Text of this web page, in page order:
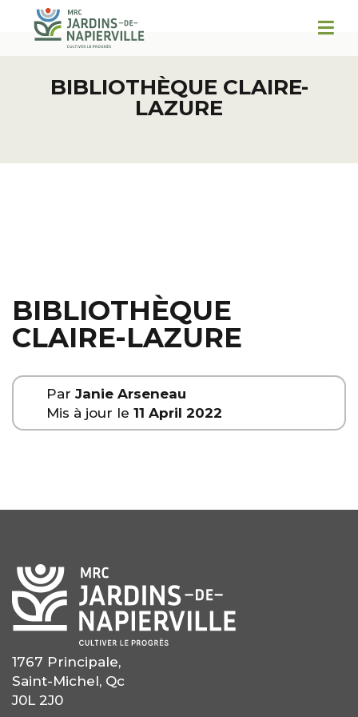
BIBLIOTHÈQUE CLAIRE-
LAZURE
BIBLIOTHÈQUE
CLAIRE-LAZURE
Par Janie Arseneau
Mis à jour le 11 April 2022
1767 Principale,
Saint-Michel, Qc
J0L 2J0